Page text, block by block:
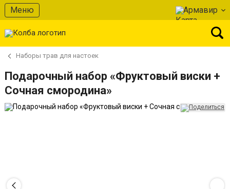
Меню Армавир
Наборы трав для настоек
Подарочный набор «Фруктовый виски +
Сочная смородина»